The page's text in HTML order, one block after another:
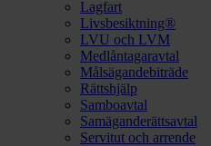
Lagfart
Livsbesiktning®
LVU och LVM
Medlåntagaravtal
Målsägandebiträde
Rättshjälp
Samboavtal
Samäganderättsavtal
Servitut och arrende